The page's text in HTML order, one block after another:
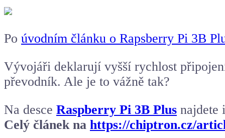
Po úvodním článku o Rapsberry Pi 3B
Vývojáři deklarují vyšší rychlost
převodník. Ale je to vážně tak?
Na desce Raspberry Pi 3B Plus najdete
Celý článek na https://chiptron.cz/